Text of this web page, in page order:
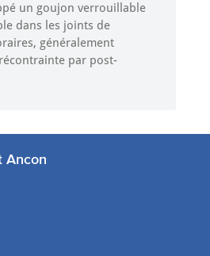
un goujon verrouillable
dans les joints de
généralement
par post-
Ancon